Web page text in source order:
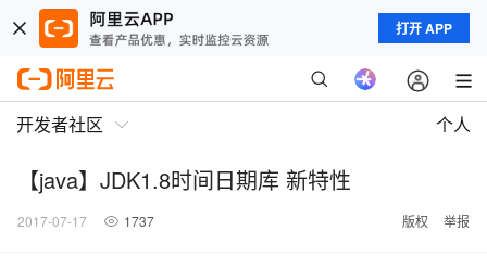
打开 APP
开发者社区 个人
【java】JDK1.8时间日期库 新特性
2017-07-17 1737 版权 举报